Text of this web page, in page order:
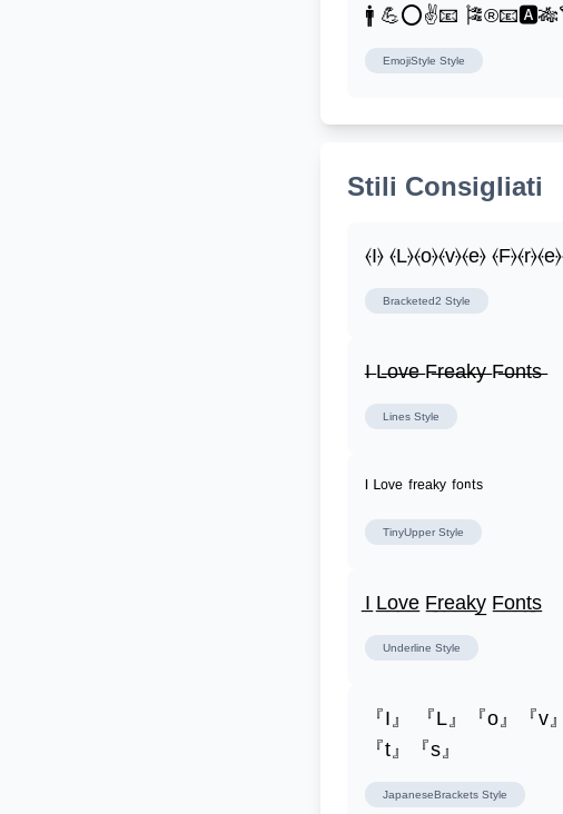
🚹 💪⭕✌📧
EmojiStyle Style
Stili Consigliati
⦑I⦒ ⦑L⦒⦑o⦒⦑v⦒⦑e⦒
Bracketed2 Style
I̶ L̶o̶v̶e̶ F̶r̶e̶a̶k̶y̶ F̶o̶n̶t̶s̶
Lines Style
ᴵ ᴸᵒᵛᵉ ᶠʳᵉᵃᵏʸ ᶠᵒⁿᵗˢ
TinyUpper Style
I̲ L̲o̲v̲e̲ F̲r̲e̲a̲k̲y̲ F̲o̲n̲t̲s̲
Underline Style
『I』 『L』『o』『v
『t』『s』
JapaneseBrackets Style